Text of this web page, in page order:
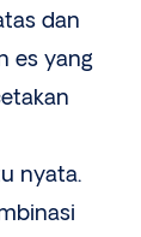
dan
es yang
nyata.